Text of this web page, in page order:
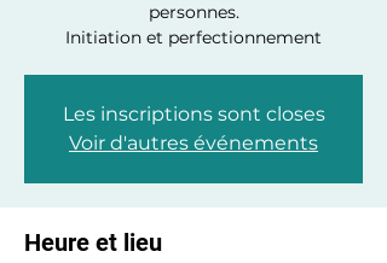
personnes.
Initiation et perfectionnement
Les inscriptions sont closes
Voir d'autres événements
Heure et lieu